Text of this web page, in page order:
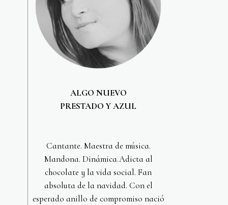
ALGO NUEVO
PRESTADO Y AZUL
Cantante. Maestra de música.
Mandona. Dinámica.Adicta al
chocolate y la vida social. Fan
absoluta de la navidad. Con el
esperado anillo de compromiso nació